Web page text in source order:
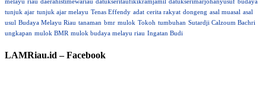
melayu riau daerahistimewariau datukseritaufikikramjamil datukserimarjohanyusuf budaya
tunjuk ajar tunjuk ajar melayu Tenas Effendy adat cerita rakyat dongeng asal muasal asal
usul Budaya Melayu Riau tanaman bmr mulok Tokoh tumbuhan Sutardji Calzoum Bachri
ungkapan mulok BMR mulok budaya melayu riau Ingatan Budi
LAMRiau.id – Facebook